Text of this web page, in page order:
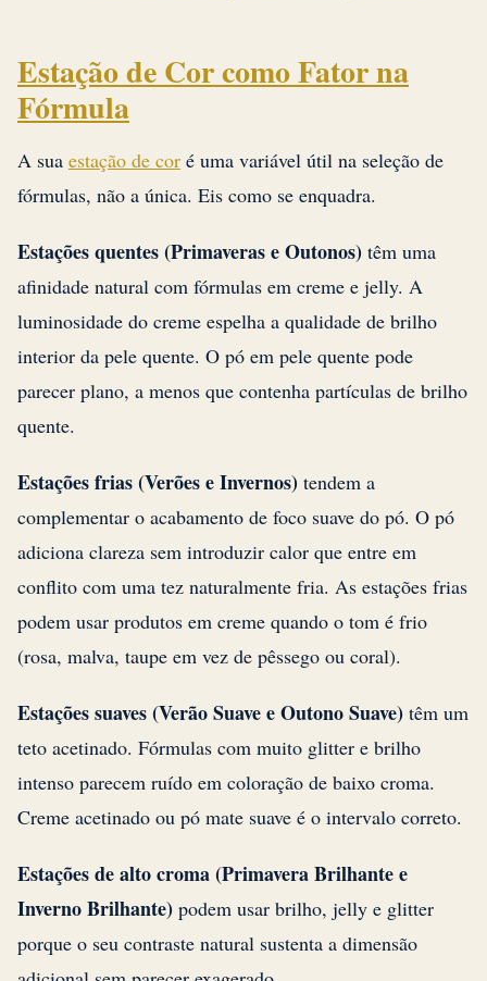
Estação de Cor como Fator na
Fórmula
A sua estação de cor é uma variável útil na seleção de
fórmulas, não a única. Eis como se enquadra.
Estações quentes (Primaveras e Outonos) têm uma
afinidade natural com fórmulas em creme e jelly. A
luminosidade do creme espelha a qualidade de brilho
interior da pele quente. O pó em pele quente pode
parecer plano, a menos que contenha partículas de brilho
quente.
Estações frias (Verões e Invernos) tendem a
complementar o acabamento de foco suave do pó. O pó
adiciona clareza sem introduzir calor que entre em
conflito com uma tez naturalmente fria. As estações frias
podem usar produtos em creme quando o tom é frio
(rosa, malva, taupe em vez de pêssego ou coral).
Estações suaves (Verão Suave e Outono Suave) têm um
teto acetinado. Fórmulas com muito glitter e brilho
intenso parecem ruído em coloração de baixo croma.
Creme acetinado ou pó mate suave é o intervalo correto.
Estações de alto croma (Primavera Brilhante e
Inverno Brilhante) podem usar brilho, jelly e glitter
porque o seu contraste natural sustenta a dimensão